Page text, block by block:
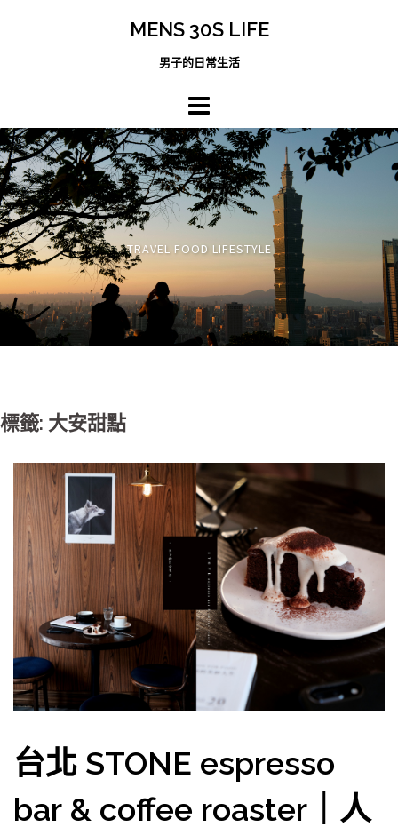
MENS 30S LIFE
男子的日常生活
TRAVEL FOOD LIFESTYLE
標籤: 大安甜點
台北 STONE espresso
bar & coffee roaster｜人